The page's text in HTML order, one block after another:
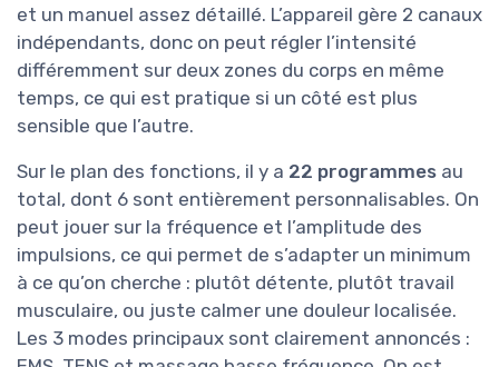
et un manuel assez détaillé. L’appareil gère 2 canaux
indépendants, donc on peut régler l’intensité
différemment sur deux zones du corps en même
temps, ce qui est pratique si un côté est plus
sensible que l’autre.
Sur le plan des fonctions, il y a 22 programmes au
total, dont 6 sont entièrement personnalisables. On
peut jouer sur la fréquence et l’amplitude des
impulsions, ce qui permet de s’adapter un minimum
à ce qu’on cherche : plutôt détente, plutôt travail
musculaire, ou juste calmer une douleur localisée.
Les 3 modes principaux sont clairement annoncés :